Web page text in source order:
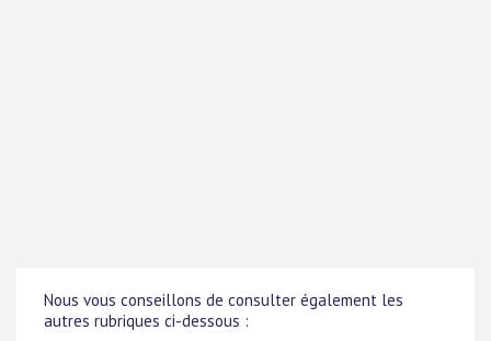
Nous vous conseillons de consulter également les
autres rubriques ci-dessous :